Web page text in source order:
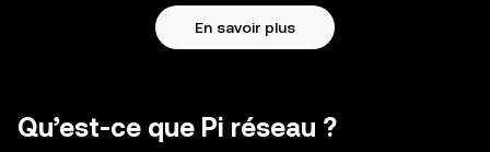
En savoir plus
Qu’est-ce que Pi réseau ?